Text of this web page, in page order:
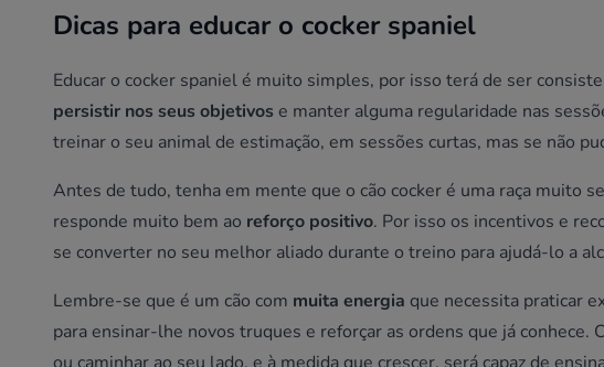
Dicas para educar o cocker spaniel
Educar o cocker spaniel é muito simples, por isso terá de ser
persistir nos seus objetivos e manter alguma regularidade nas
treinar o seu animal de estimação, em sessões curtas, mas se não
Antes de tudo, tenha em mente que o cão cocker é uma raça muito
responde muito bem ao reforço positivo. Por isso os incentivos e
se converter no seu melhor aliado durante o treino para ajudá-lo a
Lembre-se que é um cão com muita energia que necessita praticar
para ensinar-lhe novos truques e reforçar as ordens que já conhece.